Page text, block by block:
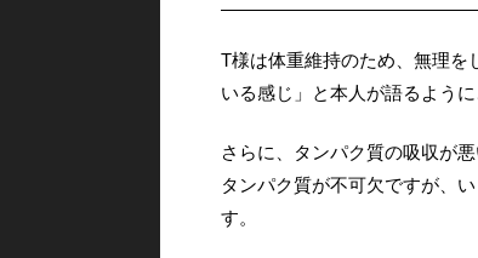
T様は体重維持のため、無理を
いる感じ」と本人が語るよう
さらに、タンパク質の吸収が
タンパク質が不可欠ですが、
す。